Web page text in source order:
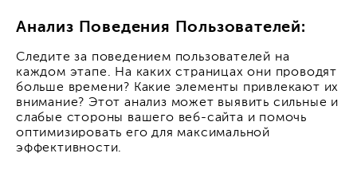
Анализ Поведения Пользователей:
Следите за поведением пользователей на
каждом этапе. На каких страницах они проводят
больше времени? Какие элементы привлекают их
внимание? Этот анализ может выявить сильные и
слабые стороны вашего веб-сайта и помочь
оптимизировать его для максимальной
эффективности.